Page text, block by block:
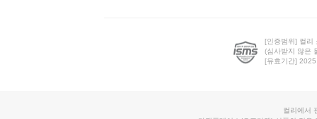
[인증범위] 컬리
(심사받지 않은
[유효기간]
컬리에서